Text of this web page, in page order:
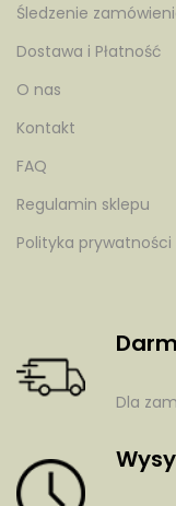
Śledzenie
Dostawa i Płatność
O nas
Kontakt
FAQ
Regulamin sklepu
Polityka prywatności
Dla